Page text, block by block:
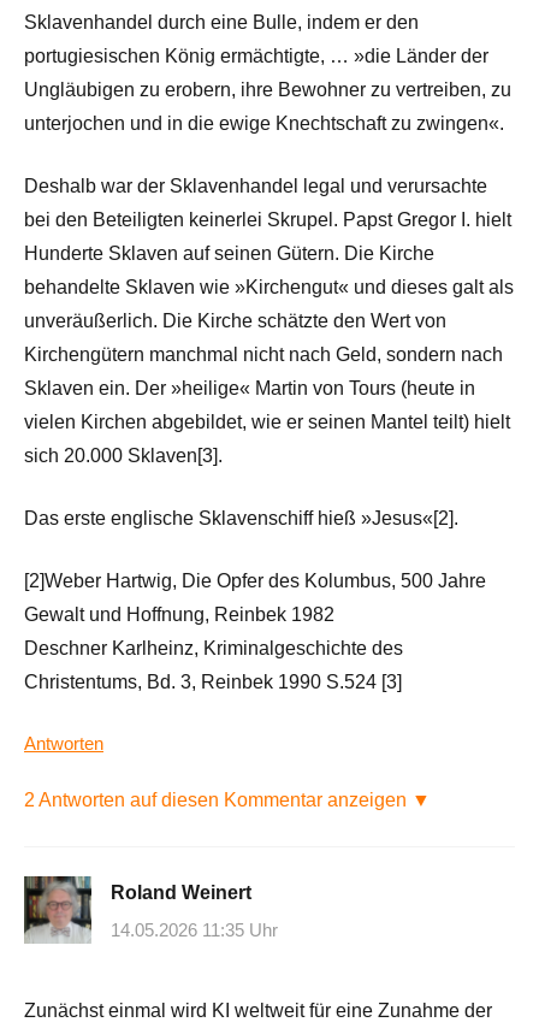
Sklavenhandel durch eine Bulle, indem er den
portugiesischen König ermächtigte, … »die Länder der
Ungläubigen zu erobern, ihre Bewohner zu vertreiben, zu
unterjochen und in die ewige Knechtschaft zu zwingen«.
Deshalb war der Sklavenhandel legal und verursachte
bei den Beteiligten keinerlei Skrupel. Papst Gregor I. hielt
Hunderte Sklaven auf seinen Gütern. Die Kirche
behandelte Sklaven wie »Kirchengut« und dieses galt als
unveräußerlich. Die Kirche schätzte den Wert von
Kirchengütern manchmal nicht nach Geld, sondern nach
Sklaven ein. Der »heilige« Martin von Tours (heute in
vielen Kirchen abgebildet, wie er seinen Mantel teilt) hielt
sich 20.000 Sklaven[3].
Das erste englische Sklavenschiff hieß »Jesus«[2].
[2]Weber Hartwig, Die Opfer des Kolumbus, 500 Jahre
Gewalt und Hoffnung, Reinbek 1982
Deschner Karlheinz, Kriminalgeschichte des
Christentums, Bd. 3, Reinbek 1990 S.524 [3]
Antworten
2 Antworten auf diesen Kommentar anzeigen ▼
Roland Weinert
14.05.2026 11:35 Uhr
Zunächst einmal wird KI weltweit für eine Zunahme der